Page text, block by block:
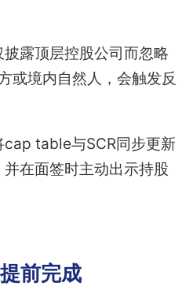
露顶层控股公司而忽略
或境内自然人，会触发反
cap table与SCR同步更新
在面签时主动出示持股
前完成